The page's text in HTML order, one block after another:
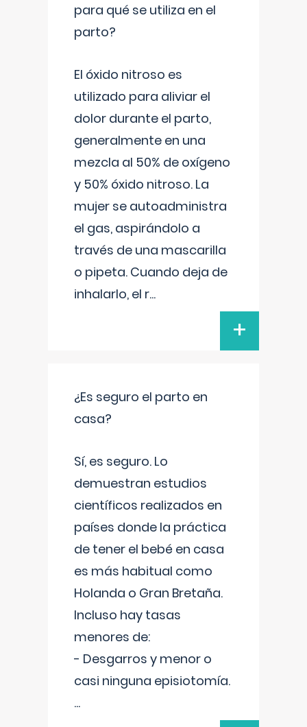
para qué se utiliza en el
parto?
El óxido nitroso es
utilizado para aliviar el
dolor durante el parto,
generalmente en una
mezcla al 50% de oxígeno
y 50% óxido nitroso. La
mujer se autoadministra
el gas, aspirándolo a
través de una mascarilla
o pipeta. Cuando deja de
inhalarlo, el r...
+
¿Es seguro el parto en
casa?
Sí, es seguro. Lo
demuestran estudios
científicos realizados en
países donde la práctica
de tener el bebé en casa
es más habitual como
Holanda o Gran Bretaña.
Incluso hay tasas
menores de:
- Desgarros y menor o
casi ninguna episiotomía.
...